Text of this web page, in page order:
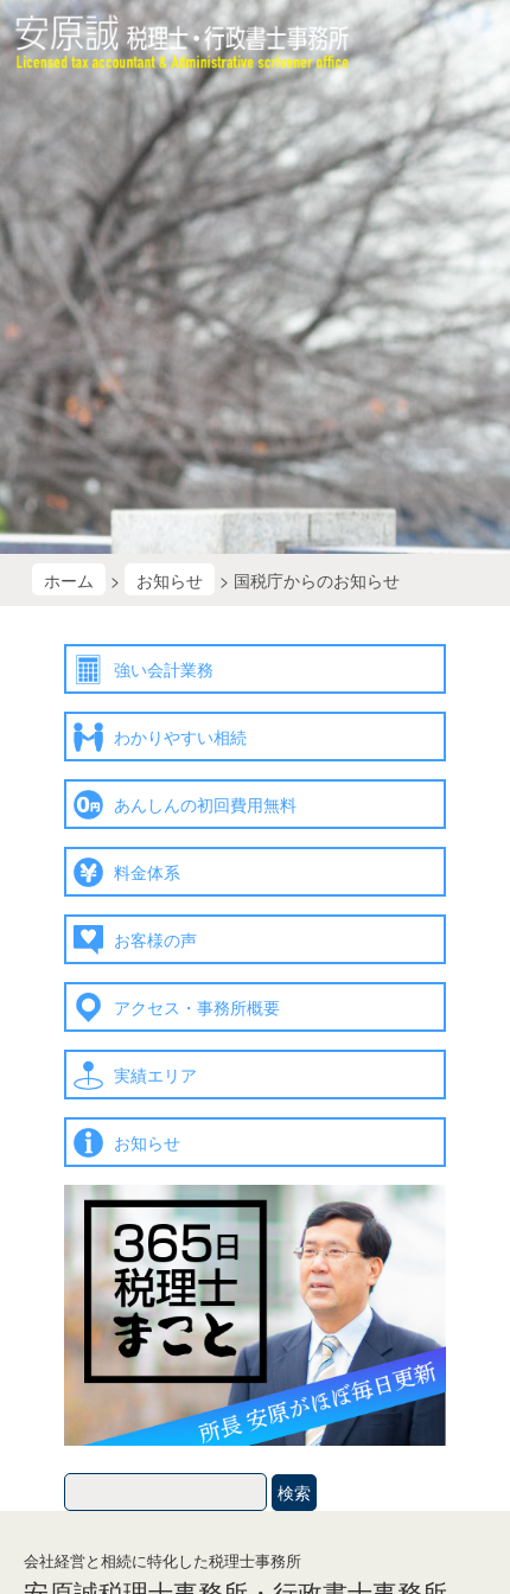
ホーム > お知らせ > 国税庁からのお知らせ
強い会計業務
わかりやすい相続
あんしんの初回費用無料
料金体系
お客様の声
アクセス・事務所概要
実績エリア
お知らせ
会社経営と相続に特化した税理士事務所